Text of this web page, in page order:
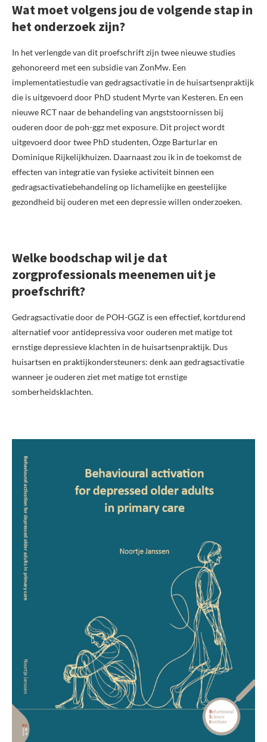
Wat moet volgens jou de volgende stap in
het onderzoek zijn?
In het verlengde van dit proefschrift zijn twee nieuwe studies
gehonoreerd met een subsidie van ZonMw. Een
implementatiestudie van gedragsactivatie in de huisartsenpraktijk
die is uitgevoerd door PhD student Myrte van Kesteren. En een
nieuwe RCT naar de behandeling van angststoornissen bij
ouderen door de poh-ggz met exposure. Dit project wordt
uitgevoerd door twee PhD studenten, Özge Barturlar en
Dominique Rijkelijkhuizen. Daarnaast zou ik in de toekomst de
effecten van integratie van fysieke activiteit binnen een
gedragsactivatiebehandeling op lichamelijke en geestelijke
gezondheid bij ouderen met een depressie willen onderzoeken.
Welke boodschap wil je dat
zorgprofessionals meenemen uit je
proefschrift?
Gedragsactivatie door de POH-GGZ is een effectief, kortdurend
alternatief voor antidepressiva voor ouderen met matige tot
ernstige depressieve klachten in de huisartsenpraktijk. Dus
huisartsen en praktijkondersteuners: denk aan gedragsactivatie
wanneer je ouderen ziet met matige tot ernstige
somberheidsklachten.